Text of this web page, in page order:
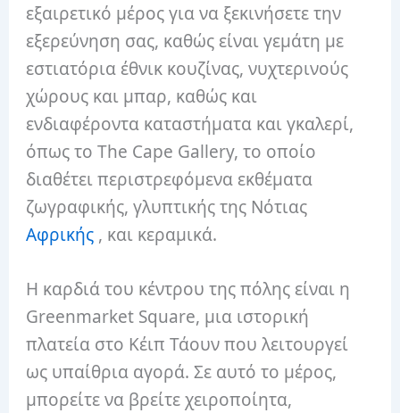
εξαιρετικό μέρος για να ξεκινήσετε την
εξερεύνηση σας, καθώς είναι γεμάτη με
εστιατόρια έθνικ κουζίνας, νυχτερινούς
χώρους και μπαρ, καθώς και
ενδιαφέροντα καταστήματα και γκαλερί,
όπως το The Cape Gallery, το οποίο
διαθέτει περιστρεφόμενα εκθέματα
ζωγραφικής, γλυπτικής της Νότιας
Αφρικής , και κεραμικά.
Η καρδιά του κέντρου της πόλης είναι η
Greenmarket Square, μια ιστορική
πλατεία στο Κέιπ Τάουν που λειτουργεί
ως υπαίθρια αγορά. Σε αυτό το μέρος,
μπορείτε να βρείτε χειροποίητα,